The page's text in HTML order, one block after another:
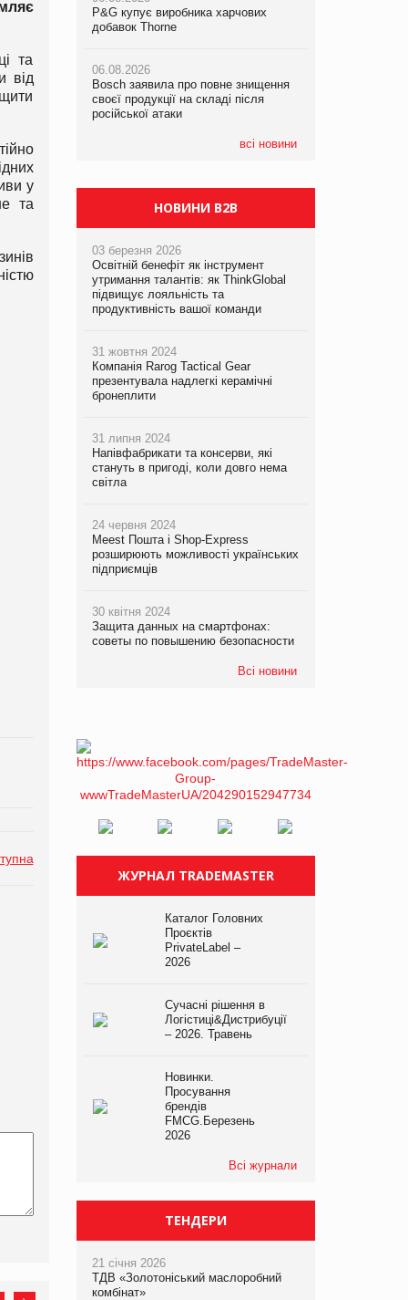
та
від
у
та
P&G купує виробника харчових
добавок Thorne
06.08.2026
Bosch заявила про повне знищення
своєї продукції на складі після
російської атаки
всі новини
P&G купує виробника харчових
добавок Thorne
06.08.2026
Bosch заявила про повне знищення
своєї продукції на складі після
російської атаки
P&G купує виробника харчових
добавок Thorne
06.08.2026
Bosch заявила про повне знищення
своєї продукції на складі після
російської атаки
НОВИНИ B2B
03 березня 2026
Освітній бенефіт як інструмент
утримання талантів: як ThinkGlobal
підвищує лояльність та
продуктивність вашої команди
31 жовтня 2024
Компанія Rarog Tactical Gear
презентувала надлегкі керамічні
бронеплити
31 липня 2024
Напівфабрикати та консерви, які
стануть в пригоді, коли довго нема
світла
24 червня 2024
Meest Пошта і Shop-Express
розширюють можливості українських
підприємців
30 квітня 2024
Защита данных на смартфонах:
советы по повышению безопасности
Всі новини
ЖУРНАЛ TRADEMASTER
Каталог Головних
Проєктів
PrivateLabel –
2026
Сучасні рішення в
Логістиці&Дистрибуції
– 2026. Травень
Новинки.
Просування
брендів
FMCG.Березень
2026
Всі журнали
ТЕНДЕРИ
21 січня 2026
ТДВ «Золотоніський маслоробний
комбінат»